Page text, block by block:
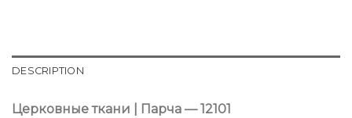
DESCRIPTION
Церковные ткани | Парча — 12101